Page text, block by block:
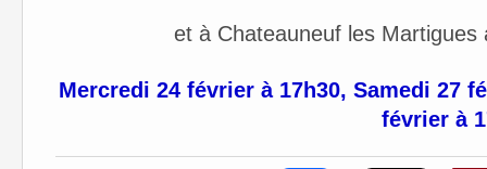
et à Chateauneuf les
Mercredi 24 février à 17h30, Samedi 27
février à